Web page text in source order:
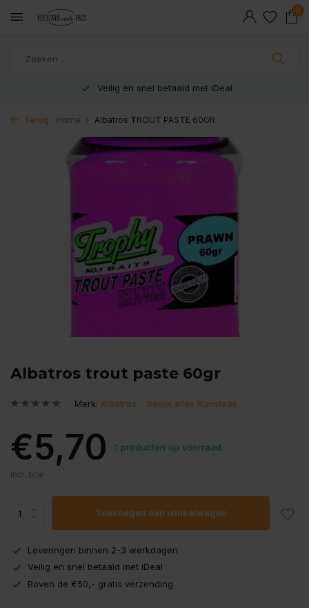
0
Veilig en snel betaald met iDeal
Terug Home Albatros TROUT PASTE 60GR
Albatros trout paste 60gr
Merk: Albatros Bekijk alles Kunstaas
€5,70 1 producten op voorraad
Incl. btw
Toevoegen aan winkelwagen
Leveringen binnen 2-3 werkdagen
Veilig en snel betaald met iDeal
Boven de €50,- gratis verzending